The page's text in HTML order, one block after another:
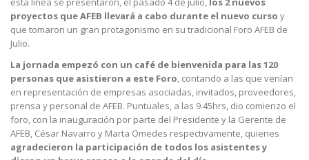
proyectos que AFEB llevará a cabo durante el nuevo curso y
que tomaron un gran protagonismo en su tradicional Foro AFEB de
Julio.
La jornada empezó con un café de bienvenida para las 120
personas que asistieron a este Foro, contando a las que venían
en representación de empresas asociadas, invitados, proveedores,
prensa y personal de AFEB. Puntuales, a las 9.45hrs, dio comienzo el
foro, con la inauguración por parte del Presidente y la Gerente de
AFEB, César Navarro y Marta Omedes respectivamente, quienes
agradecieron la participación de todos los asistentes y